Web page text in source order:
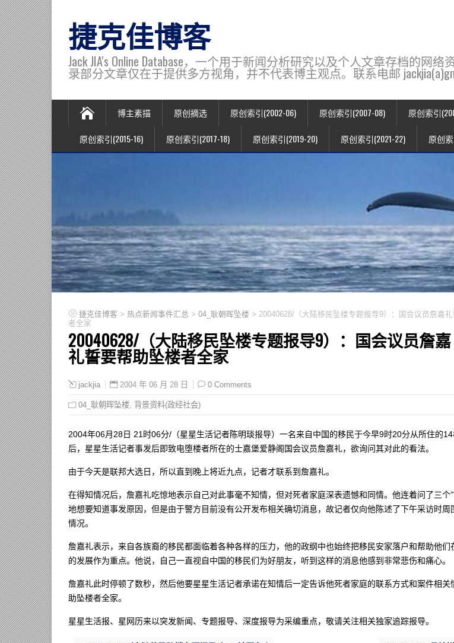
捷克佳博客
Jack JIA's Online Database，一个用于新闻分析研究以及个人文章存档的网
录部分文章仅在于提供多方视角，并不代表博主观点。联系电邮
博主素描 原创摘选 原创索引(2002-06) 原创索引(2007-08) 原创索引
原创索引(2015-16) 原创索引(2017-18) 原创索引(2019-20) 原创索引(2021-22) 原创
捷克佳博客 > 热点新闻事件汇总 > 04_耿朝晖坠楼 > 20040628/（大陆移民坠楼专题报导9）：国会议员詹嘉
者全家
20040628/（大陆移民坠楼专题报导9）：国会议员詹嘉
礼誓要帮助坠楼者全家
jackjia 2004 年 06 月 28 日 0 Comments
04_耿朝晖坠楼 背景资料(政经社会)
2004年06月28日 21时06分/（星星生活记者陈明琰报导）一名来自中国的移民于今早9时20分从所住的
后，星星生活记者事发后即致电堕楼者所在的士嘉堡爱静阁国会议员詹嘉礼，欲询问其对此的看法。
由于今天是联邦大选日，所以直到晚上将近九点，记者才联系到詹嘉礼。
在得知情况后，詹嘉礼吃惊地表示自己对此事毫不知情，但对死者家庭深表遗憾和同情。他连着问了三个
地想要知道事发原因，但是由于警方目前没有公开发布相关确切消息，故记者仅向他陈述了下午采访时周
情况。
詹嘉礼表示，来自各族裔的移民都面临着各种各样的压力，他的政纲中也始终把移民安家落户和帮助他们
的发展作为重点。他说，自己一直视自中国的移民们为好朋友，听到这样的消息他感到非常悲伤和痛心。
詹嘉礼此时停顿了数秒，然后他要星星生活记者承诺在知情后一定告诉他死者家庭的联系方式和案件相关
助坠楼者全家。
星星生活报、星网历来以突发新闻、专题报导、深度报导为采编重点，敬请关注相关独家追踪报导。